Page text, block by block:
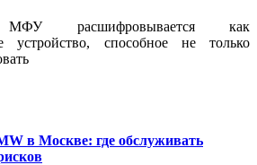
МФУ расшифровывается как
устройство, способное не только
в Москве: где обслуживать